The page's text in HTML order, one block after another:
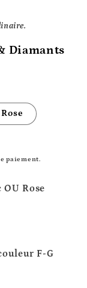
Diamants
Rose
paiement.
OU Rose
F-G